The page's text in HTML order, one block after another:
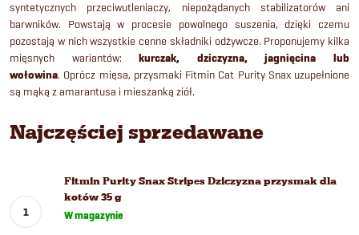
syntetycznych przeciwutleniaczy, niepożądanych stabilizatorów ani
barwników. Powstają w procesie powolnego suszenia, dzięki czemu
pozostają w nich wszystkie cenne składniki odżywcze. Proponujemy kilka
mięsnych wariantów:kurczak, dziczyzna, jagnięcina lub
wołowina. Oprócz mięsa, przysmaki Fitmin Cat Purity Snax uzupełnione
są mąką z amarantusa i mieszanką ziół.
Najczęściej sprzedawane
Fitmin Purity Snax Stripes Dziczyzna przysmak dla
kotów 35 g
W magazynie